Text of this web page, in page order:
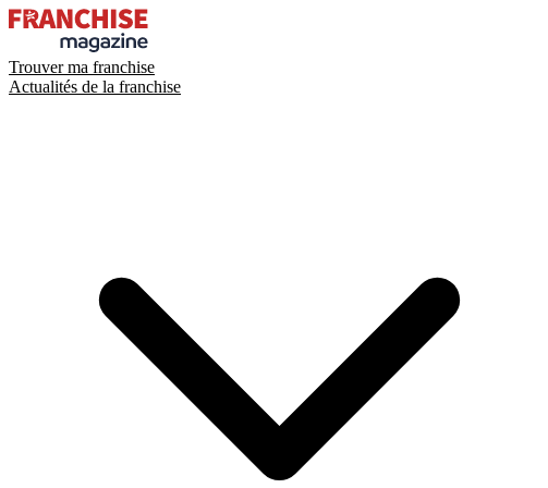
Trouver ma franchise
Actualités de la franchise